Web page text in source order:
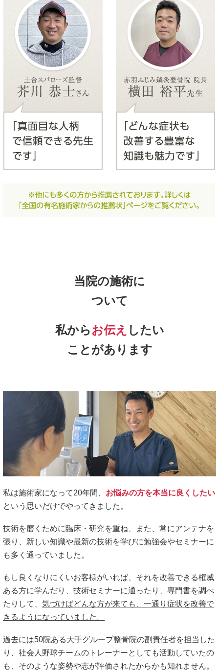
当院の施術に
ついて
私からお伝え したい
ことがあります
私は施術家になって20年間、 お悩みの方を本当に良くしたい
という思いだけでやってきました。
技術を磨くために臨床・研究を重ね、また、常にアンテナを
張り、新しい知識や最新の技術を学びに勉強会やセミナーに
も多く通っていました。
もし良くなりにくいお客様がいれば、それを改善できる権威
ある方に学んだり、技術セミナーに通ったり、専門書を調べ
たりして、 気づけばどんな方が来ても、一通り症状を改善で
きるようになっていました。
過去には50院ある大手グループ整骨院の副責任者を担当した
り、社会人野球チームのトレーナーとしても活動していたの
も、そのような姿勢や志が評価されたからかも知れません。